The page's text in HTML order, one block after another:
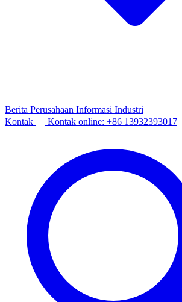
Berita Perusahaan Informasi Industri
Kontak
Kontak online: +86 13932393017